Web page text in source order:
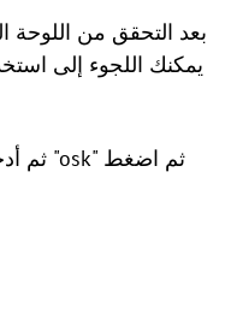
بعد التحقق من اللوحة
يمكنك اللجوء إلى